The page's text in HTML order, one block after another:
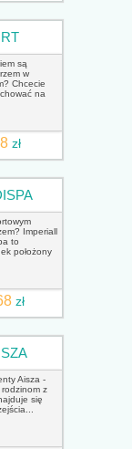
są
w
Chcecie
na
zł
Imperiall
to
położony
zł
Aisza -
z
się